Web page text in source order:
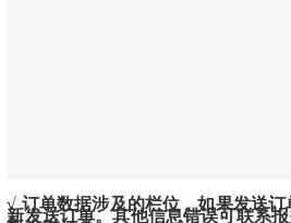
√ 订单数据涉及的栏位，如果发送
新发送订单。其他信息错误可联系